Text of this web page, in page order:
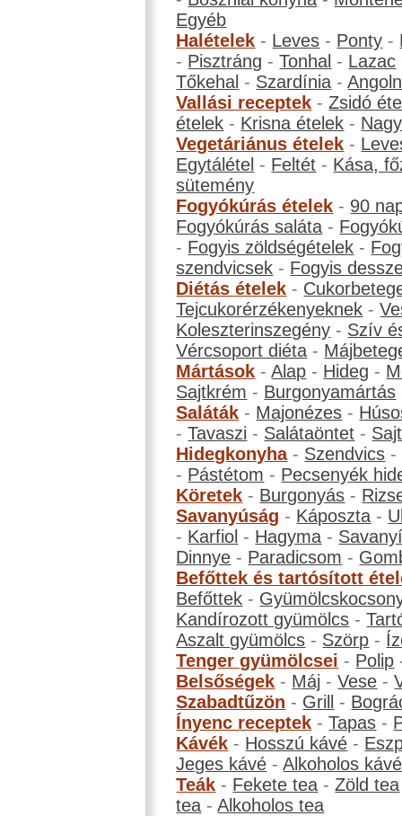
Egyéb
Halételek - Leves - Ponty -
- Pisztráng -Tonhal - Lazac
Tőkehal - Szardínia -
Vallási receptek -Zsidó
ételek - Krisna ételek -
Vegetáriánus ételek -
Egytálétel - Feltét - Kása,
sütemény
Fogyókúrás ételek - 90
Fogyókúrás saláta -
- Fogyis zöldségételek -
szendvicsek - Fogyis
Diétás ételek -
Tejcukorérzékenyeknek -
Koleszterinszegény - Szív
Vércsoport diéta -
Mártások -Alap - Hideg -
Sajtkrém - Burgonyamártás
Saláták - Majonézes -
-Tavaszi - Salátaöntet -
Hidegkonyha- Szendvics -
- Pástétom - Pecsenyék
Köretek - Burgonyás -
Savanyúság - Káposzta -
- Karfiol - Hagyma -
Dinnye - Paradicsom -
Befőttek és tartósított
Befőttek -
Kandírozott gyümölcs -
Aszalt gyümölcs - Szörp -
Tenger gyümölcsei - Polip
Belsőségek - Máj -Vese -
Szabadtűzön - Grill -
Ínyenc receptek -Tapas -
Kávék - Hosszú kávé -
Jeges kávé -Alkoholos kávé
Teák - Fekete tea -Zöld tea
tea -Alkoholos tea